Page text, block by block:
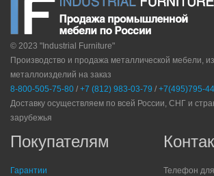
© 2023 "Industrial Furniture"
Производство и продажа металлической мебели,
металлоизделий на заказ
8-800-505-75-80 / +7 (812) 983-03-79 / +7(495)795-
Доставку осуществляем по всей России, СНГ и
зарубежья
Покупателям
Гарантии
Телефон